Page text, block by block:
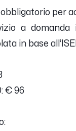
per
a
in base
€ 96